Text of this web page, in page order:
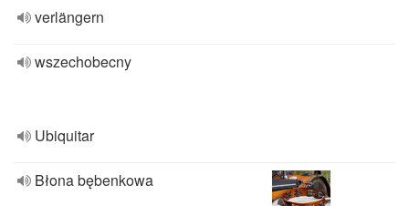
verlängern
wszechobecny
Ubiquitar
Błona bębenkowa